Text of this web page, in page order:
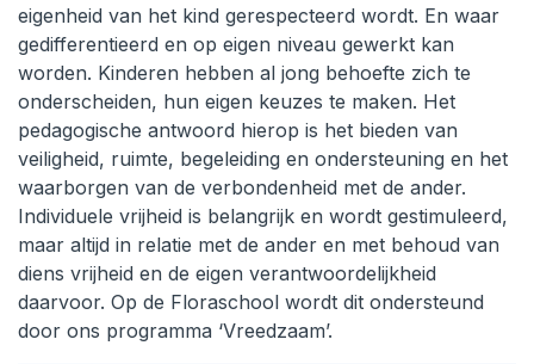
eigenheid van het kind gerespecteerd wordt. En waar
gedifferentieerd en op eigen niveau gewerkt kan
worden. Kinderen hebben al jong behoefte zich te
onderscheiden, hun eigen keuzes te maken. Het
pedagogische antwoord hierop is het bieden van
veiligheid, ruimte, begeleiding en ondersteuning en het
waarborgen van de verbondenheid met de ander.
Individuele vrijheid is belangrijk en wordt gestimuleerd,
maar altijd in relatie met de ander en met behoud van
diens vrijheid en de eigen verantwoordelijkheid
daarvoor. Op de Floraschool wordt dit ondersteund
door ons programma ‘Vreedzaam’.